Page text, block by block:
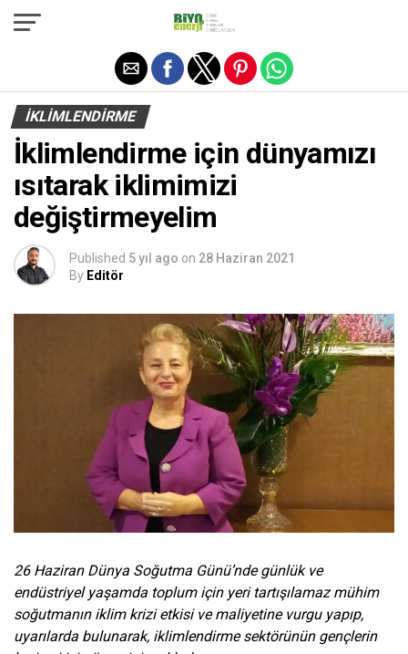
IKLIMLENDIRME
İklimlendirme için dünyamızı
ısıtarak iklimimizi
değiştirmeyelim
Published 5 yıl ago on 28 Haziran 2021
By Editör
26 Haziran Dünya Soğutma Günü’nde günlük ve
endüstriyel yaşamda toplum için yeri tartışılamaz mühim
soğutmanın iklim krizi etkisi ve maliyetine vurgu yapıp,
uyarılarda bulunarak, iklimlendirme sektörünün gençlerin
Exit mobile version